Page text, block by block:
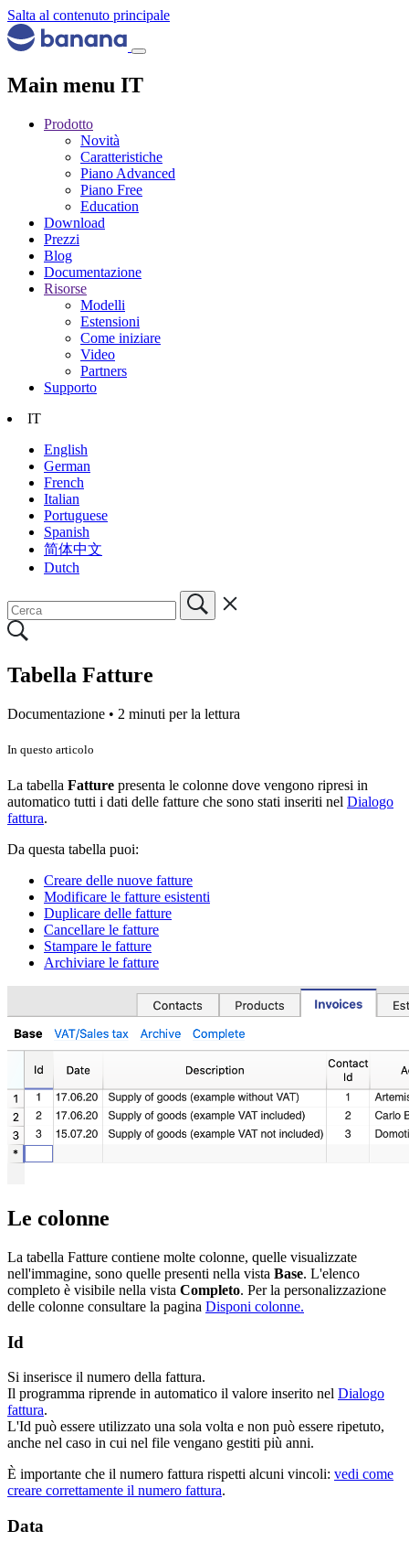
Salta al contenuto principale
Main menu IT
Prodotto
Novità
Caratteristiche
Piano Advanced
Piano Free
Education
Download
Prezzi
Blog
Documentazione
Risorse
Modelli
Estensioni
Come iniziare
Video
Partners
Supporto
IT
English
German
French
Italian
Portuguese
Spanish
简体中文
Dutch
Tabella Fatture
Documentazione • 2 minuti per la lettura
In questo articolo
La tabella Fatture presenta le colonne dove vengono ripresi in
automatico tutti i dati delle fatture che sono stati inseriti nel Dialogo
fattura.
Da questa tabella puoi:
Creare delle nuove fatture
Modificare le fatture esistenti
Duplicare delle fatture
Cancellare le fatture
Stampare le fatture
Archiviare le fatture
Le colonne
La tabella Fatture contiene molte colonne, quelle visualizzate
nell'immagine, sono quelle presenti nella vista Base. L'elenco
completo è visibile nella vista Completo. Per la personalizzazione
delle colonne consultare la pagina Disponi colonne.
Id
Si inserisce il numero della fattura.
Il programma riprende in automatico il valore inserito nel Dialogo
fattura.
L'Id può essere utilizzato una sola volta e non può essere ripetuto,
anche nel caso in cui nel file vengano gestiti più anni.
È importante che il numero fattura rispetti alcuni vincoli: vedi come
creare correttamente il numero fattura.
Data